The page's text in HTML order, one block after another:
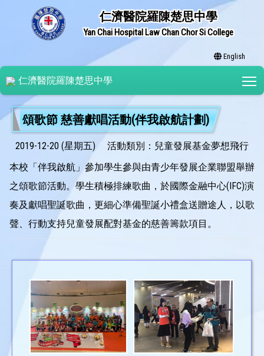
仁濟醫院羅陳楚思中學
Yan Chai Hospital Law Chan Chor Si College
English
仁濟醫院羅陳楚思中學
頌歌節 慈善獻唱活動(伴我啟航計劃)
2019-12-20 (星期五)
活動類別：兒童發展基金夢想飛行
本校「伴我啟航」參加學生參與由青少年發展企業聯盟舉辦
之頌歌節活動。學生積極排練歌曲，於國際金融中心(IFC)演
奏及獻唱聖誕歌曲，更細心準備聖誕小禮盒送贈途人，以歌
聲、行動支持兒童發展配對基金的慈善籌款項目。